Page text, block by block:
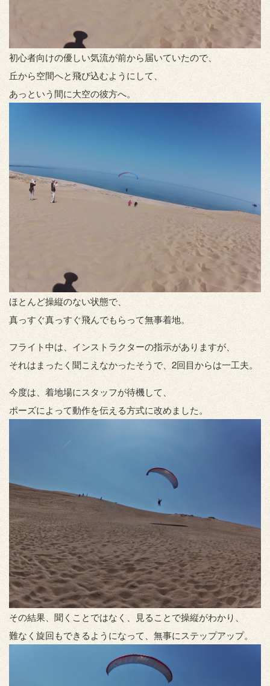
初心者向けの優しい気流が前から届いていたので、
丘から空間へと飛び込むようにして、
あっという間に大空の彼方へ。
ほとんど操縦のない状態で、
真っすぐ真っすぐ飛んでもらって無事着地。
フライト中は、インストラクターの指示がありますが、
それはまったく聞こえなかったそうで、2回目からは一工夫。
今度は、着地場にスタッフが待機して、
ポーズによって動作を伝える方式に改めました。
その結果、聞くことではなく、見ることで操縦がわかり、
難なく旋回もできるようになって、無事にステップアップ。